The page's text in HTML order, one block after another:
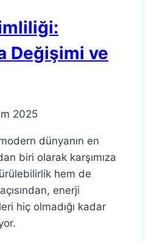
Değişimi ve
2025
dünyanın en
biri olarak karşımıza
hem de
enerji
hiç olmadığı kadar